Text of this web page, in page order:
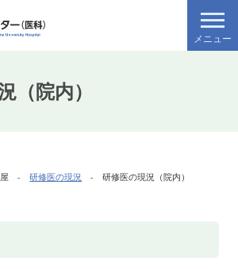
（院内）
屋 -研修医の現況 - 研修医の現況（院内）